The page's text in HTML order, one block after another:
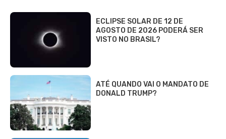
ECLIPSE SOLAR DE 12 DE
AGOSTO DE 2026 PODERÁ SER
VISTO NO BRASIL?
ATÉ QUANDO VAI O MANDATO DE
DONALD TRUMP?